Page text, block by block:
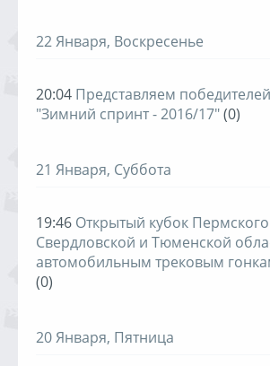
22 Января, Воскресенье
20:04 Представляем
"Зимний спринт - 2016/17"(0)
21 Января, Суббота
19:46 Открытый кубок
Свердловской и Тюменской
автомобильным трековым
(0)
20 Января, Пятница